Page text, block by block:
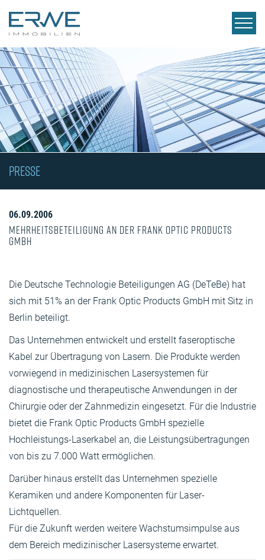
PRESSE
06.09.2006
Mehrheitsbeteiligung an der Frank Optic Products
GmbH
Die Deutsche Technologie Beteiligungen AG (DeTeBe) hat
sich mit 51% an der Frank Optic Products GmbH mit Sitz in
Berlin beteiligt.
Das Unternehmen entwickelt und erstellt faseroptische
Kabel zur Übertragung von Lasern. Die Produkte werden
vorwiegend in medizinischen Lasersystemen für
diagnostische und therapeutische Anwendungen in der
Chirurgie oder der Zahnmedizin eingesetzt. Für die Industrie
bietet die Frank Optic Products GmbH spezielle
Hochleistungs-Laserkabel an, die Leistungsübertragungen
von bis zu 7.000 Watt ermöglichen.
Darüber hinaus erstellt das Unternehmen spezielle
Keramiken und andere Komponenten für Laser-
Lichtquellen.
Für die Zukunft werden weitere Wachstumsimpulse aus
dem Bereich medizinischer Lasersysteme erwartet.